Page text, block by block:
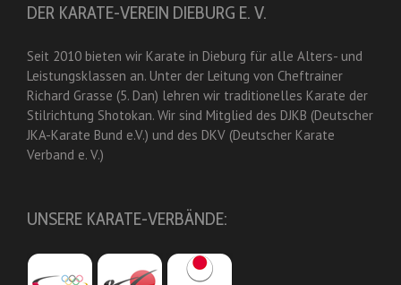
DER KARATE-VEREIN DIEBURG E. V.
Seit 2010 bieten wir Karate in Dieburg für alle Alters- und
Leistungsklassen an. Unter der Leitung von Cheftrainer
Richard Grasse (5. Dan) lehren wir traditionelles Karate der
Stilrichtung Shotokan. Wir sind Mitglied des DJKB (Deutscher
JKA-Karate Bund e.V.) und des DKV (Deutscher Karate
Verband e. V.)
UNSERE KARATE-VERBÄNDE: